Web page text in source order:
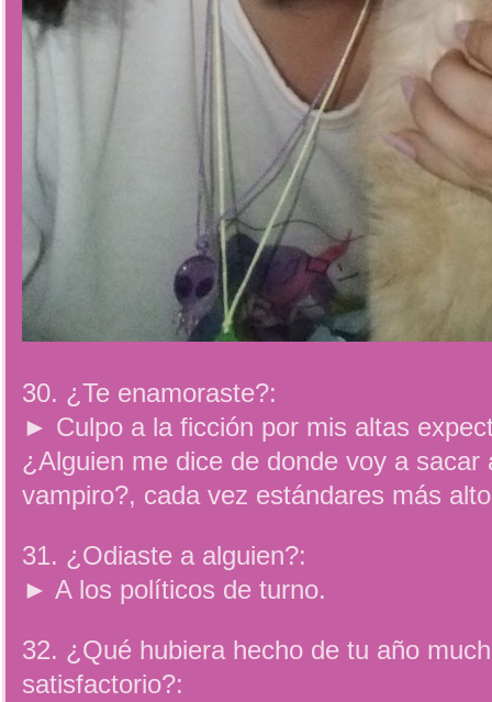
30. ¿Te enamoraste?:
► Culpo a la ficción por mis altas
¿Alguien me dice de donde voy a sacar
vampiro?, cada vez estándares más
31. ¿Odiaste a alguien?:
► A los políticos de turno.
32. ¿Qué hubiera hecho de tu año
satisfactorio?: